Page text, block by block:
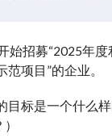
始招募“2025年
项目”的企业。
目标是一个什么